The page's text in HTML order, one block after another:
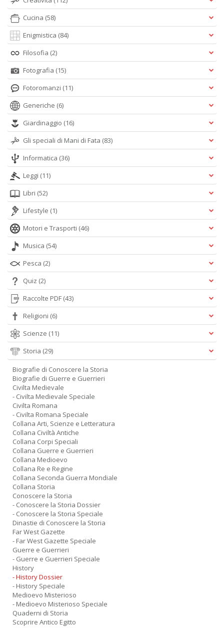
Cucina (58)
Enigmistica (84)
Filosofia (2)
Fotografia (15)
Fotoromanzi (11)
Generiche (6)
Giardinaggio (16)
Gli speciali di Mani di Fata (83)
Informatica (36)
Leggi (11)
Libri (52)
Lifestyle (1)
Motori e Trasporti (46)
Musica (54)
Pesca (2)
Quiz (2)
Raccolte PDF (43)
Religioni (6)
Scienze (11)
Storia (29)
Biografie di Conoscere la Storia
Biografie di Guerre e Guerrieri
Civilta Medievale
- Civilta Medievale Speciale
Civilta Romana
- Civilta Romana Speciale
Collana Arti, Scienze e Letteratura
Collana Civiltà Antiche
Collana Corpi Speciali
Collana Guerre e Guerrieri
Collana Medioevo
Collana Re e Regine
Collana Seconda Guerra Mondiale
Collana Storia
Conoscere la Storia
- Conoscere la Storia Dossier
- Conoscere la Storia Speciale
Dinastie di Conoscere la Storia
Far West Gazette
- Far West Gazette Speciale
Guerre e Guerrieri
- Guerre e Guerrieri Speciale
History
- History Dossier
- History Speciale
Medioevo Misterioso
- Medioevo Misterioso Speciale
Quaderni di Storia
Scoprire Antico Egitto